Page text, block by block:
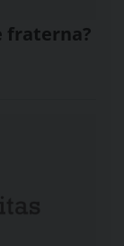
fraterna?